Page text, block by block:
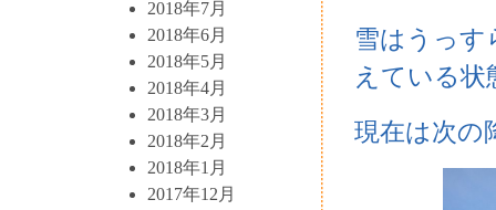
2018年7月
2018年6月
2018年5月
2018年4月
2018年3月
2018年2月
2018年1月
2017年12月
雪はうっす
えている状
現在は次の